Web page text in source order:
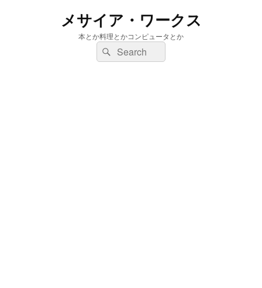
メサイア・ワークス
本とか料理とかコンピュータとか
検
索:
検
索